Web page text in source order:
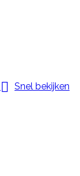

Snel bekijken